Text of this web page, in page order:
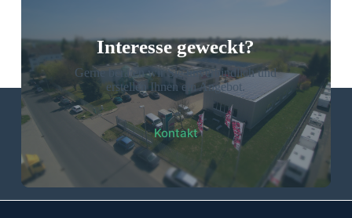
Interesse geweckt?
Gerne beraten wir Sie unverbindlich und
erstellen Ihnen ein Angebot.
Kontakt